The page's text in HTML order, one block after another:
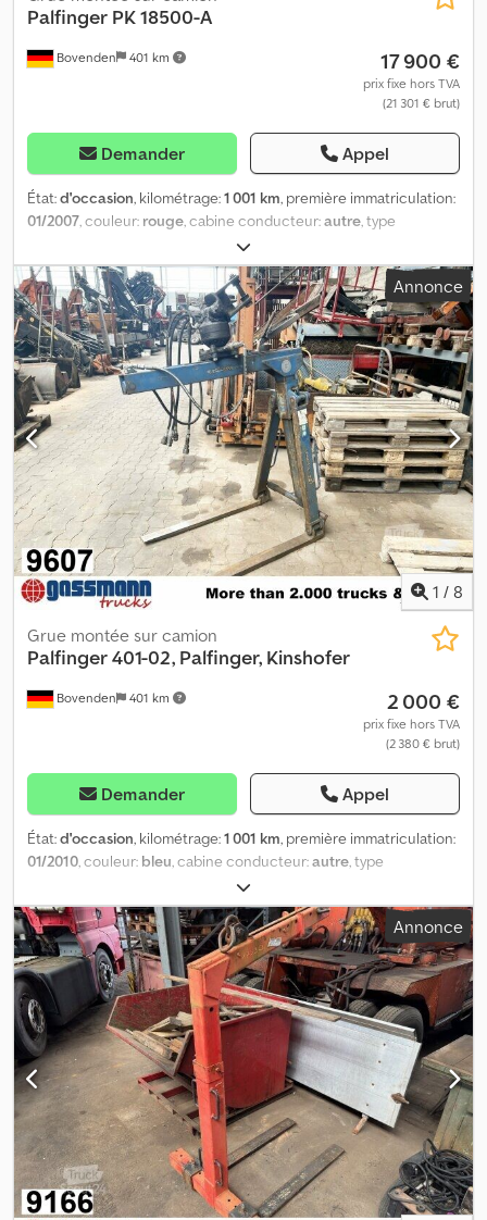
Bovenden 401 km
Palfinger PK 18500-A
17 900 €
prix fixe hors TVA
(21 301 € brut)
Demander Appel
État:d'occasion, kilométrage:1 001 km, première immatriculation:
01/2007, couleur: rouge, cabine conducteur:autre, type
, Année de construction:
grue, Emplacement du véhicule : Bovenden, arrêt d'urgence,
commande de grappin, pliable, stabilisation hydraulique à 2 points,
2 extensions hydrauliques. Credpfov Ucc Sox Algsf
Superstructure : Grue Palfinger PK 18500-A Diagramme de
charge : 4,5 m – 3970 kg, 6,1 m – 2860 kg, 8 m – 2170 kg ! Vidéo de
la grue : INFORMATIONS SUR LES ACCESSOIRES SANS GARANTIE,
sous réserve de modifications, de vente intermédiaire et
d’erreurs !
Annonce
1 / 8
Bovenden 401 km
Grue montée sur camion
Palfinger401-02, Palfinger, Kinshofer
2 000 €
prix fixe hors TVA
(2 380 € brut)
Demander Appel
État:d'occasion, kilométrage:1 001 km, première immatriculation:
01/2010, couleur: bleu, cabine conducteur:autre, type
, Année de construction:
du véhicule : Bovenden, Structure : Fourche à palettes avec tête
rotative, réglable hydrauliquement. Inclus : tête rotative et
suspension supérieure ! Poids à vide : 85 kg, capacité de charge : 1
500 kg. INFORMATIONS SUR LES ACCESSOIRES SANS GARANTIE,
sous réserve de modifications, de vente intermédiaire et
d’erreurs ! Crsdemkiakjpfx Algjf
Annonce